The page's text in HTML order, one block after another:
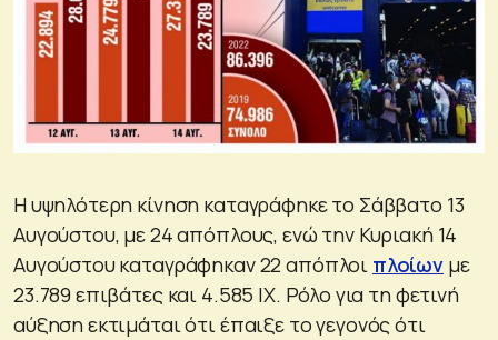
Η υψηλότερη κίνηση καταγράφηκε το Σάββατο 13
Αυγούστου, με 24 απόπλους, ενώ την Κυριακή 14
Αυγούστου καταγράφηκαν 22 απόπλοι πλοίων με
23.789 επιβάτες και 4.585 ΙΧ. Ρόλο για τη φετινή
αύξηση εκτιμάται ότι έπαιξε το γεγονός ότι